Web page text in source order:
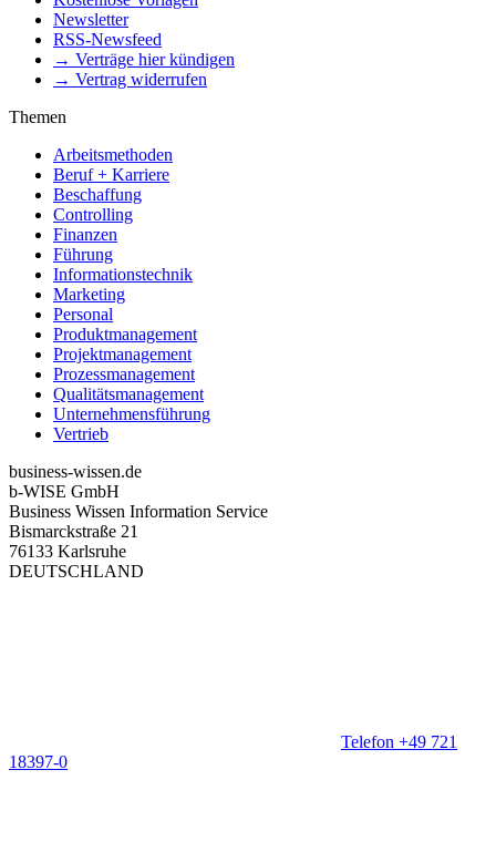
Newsletter
RSS-Newsfeed
→ Verträge hier kündigen
→ Vertrag widerrufen
Themen
Arbeitsmethoden
Beruf + Karriere
Beschaffung
Controlling
Finanzen
Führung
Informationstechnik
Marketing
Personal
Produktmanagement
Projektmanagement
Prozessmanagement
Qualitätsmanagement
Unternehmensführung
Vertrieb
business-wissen.de
b-WISE GmbH
Business Wissen Information Service
Bismarckstraße 21
76133 Karlsruhe
DEUTSCHLAND
Telefon +49 721
18397-0